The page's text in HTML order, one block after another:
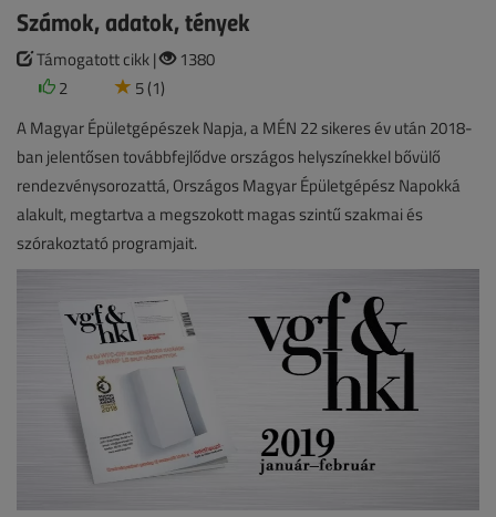
Számok, adatok, tények
Támogatott cikk |
1380
2
5 (1)
A Magyar Épületgépészek Napja, a MÉN 22 sikeres év után 2018-
ban jelentősen továbbfejlődve országos helyszínekkel bővülő
rendezvénysorozattá, Országos Magyar Épületgépész Napokká
alakult, megtartva a megszokott magas szintű szakmai és
szórakoztató programjait.